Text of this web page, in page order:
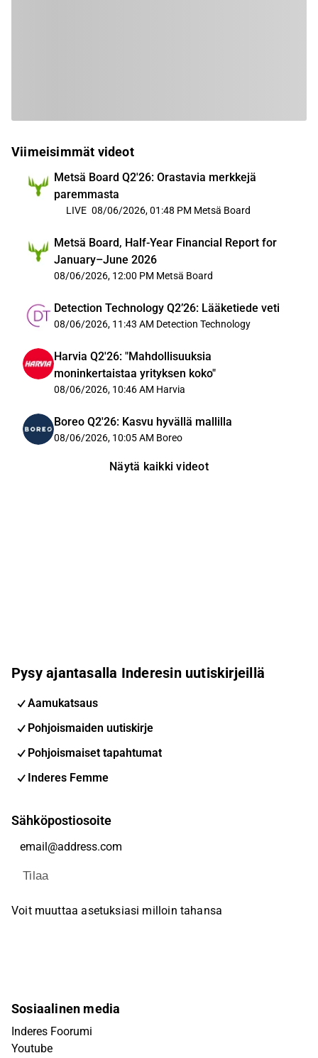
Viimeisimmät videot
Metsä Board Q2'26: Orastavia merkkejä
paremmasta
LIVE 08/06/2026, 01:48 PM Metsä Board
Metsä Board, Half-Year Financial Report for
January–June 2026
08/06/2026, 12:00 PM Metsä Board
Detection Technology Q2’26: Lääketiede veti
08/06/2026, 11:43 AM Detection Technology
Harvia Q2'26: "Mahdollisuuksia
moninkertaistaa yrityksen koko"
08/06/2026, 10:46 AM Harvia
Boreo Q2'26: Kasvu hyvällä mallilla
08/06/2026, 10:05 AM Boreo
Näytä kaikki videot
Pysy ajantasalla Inderesin uutiskirjeillä
Aamukatsaus
Pohjoismaiden uutiskirje
Pohjoismaiset tapahtumat
Inderes Femme
Sähköpostiosoite
Tilaa
Voit muuttaa asetuksiasi milloin tahansa
Sosiaalinen media
Inderes Foorumi
Youtube